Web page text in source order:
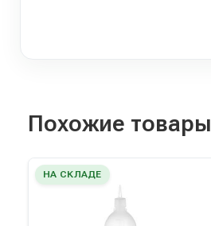
Похожие товары
НА СКЛАДЕ